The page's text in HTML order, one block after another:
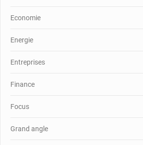
Economie
Energie
Entreprises
Finance
Focus
Grand angle